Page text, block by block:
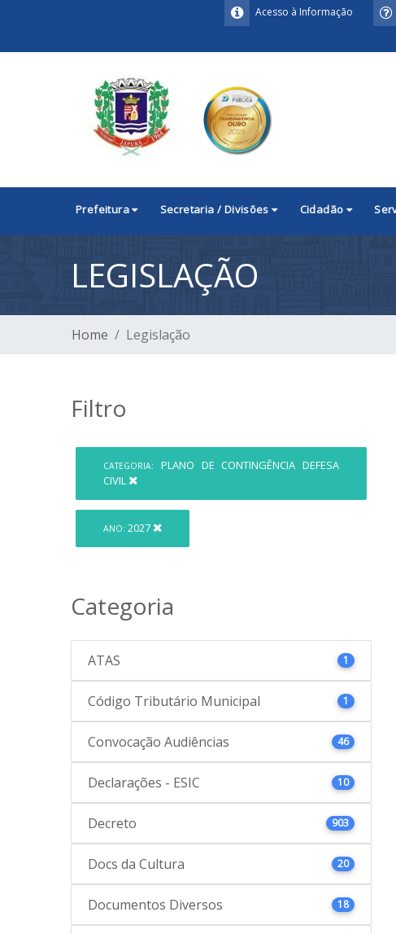
Acesso à Informação
Prefeitura Secretaria / Divisões Cidadão
LEGISLAÇÃO
Home Legislação
Filtro
CATEGORIA:
PLANO DE CONTINGÊNCIA DEFESA
CIVIL
ANO: 2027
Categoria
ATAS 1
Código Tributário Municipal 1
Convocação Audiências 46
Declarações - ESIC 10
Decreto 903
Docs da Cultura 20
Documentos Diversos 18